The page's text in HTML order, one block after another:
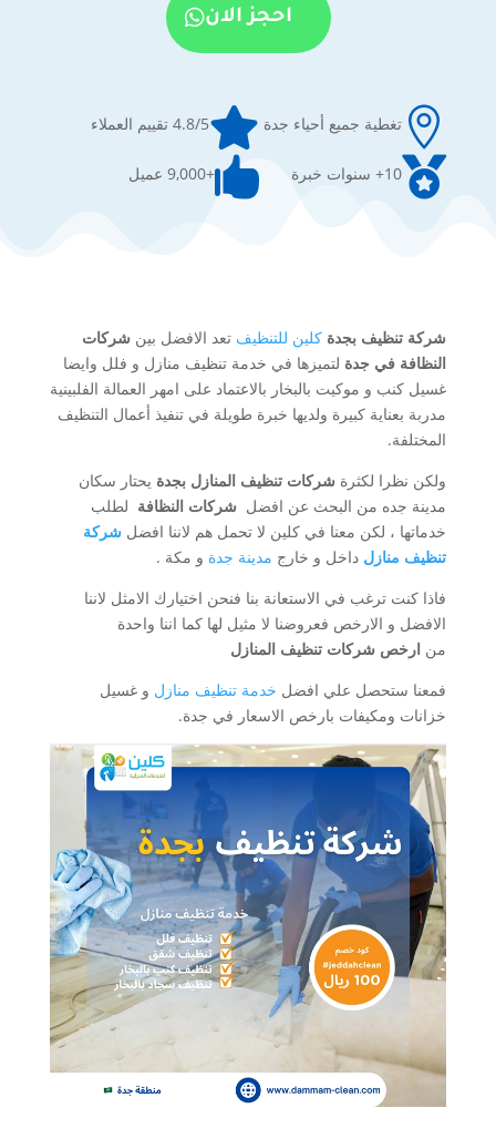
احجز الان
 تغطية جميع أحياء جدة 4.8/5 تقييم العملاء
10+ سنوات خبرة +9,000 عميل
شركة تنظيف بجدة كلين للتنظيف تعد الافضل بين شركات
النظافة في جدة لتميزها في خدمة تنظيف منازل و فلل وايضا
غسيل كنب و موكيت بالبخار بالاعتماد على امهر العمالة الفلبينية
مدربة بعناية كبيرة ولديها خبرة طويلة في تنفيذ أعمال التنظيف
المختلفة.
ولكن نظرا لكثرة شركات تنظيف المنازل بجدة يحتار سكان
مدينة جده من البحث عن افضل شركات النظافة لطلب
خدماتها ، لكن معنا في كلين لا تحمل هم لاننا افضل شركة
تنظيف منازل داخل و خارج مدينة جدة و مكة .
فاذا كنت ترغب في الاستعانة بنا فنحن اختيارك الامثل لاننا
الافضل و الارخص فعروضنا لا مثيل لها كما اننا واحدة
من ارخص شركات تنظيف المنازل
فمعنا ستحصل علي افضل خدمة تنظيف منازل و غسيل
خزانات ومكيفات بارخص الاسعار في جدة.